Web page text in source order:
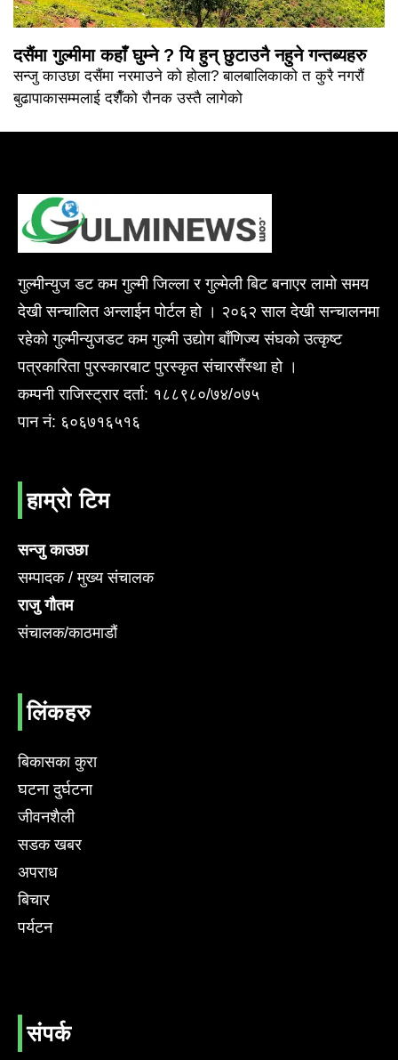
दसैंमा गुल्मीमा कहाँ घुम्ने ? यि हुन् छुटाउनै नहुने गन्तब्यहरु
सन्जु काउछा दसैंमा नरमाउने को होला? बालबालिकाको त कुरै नगरौं
बुढापाकासम्मलाई दशैँको रौनक उस्तै लागेको
गुल्मीन्युज डट कम गुल्मी जिल्ला र गुल्मेली बिट बनाएर लामो समय
देखी सन्चालित अन्लाईन पोर्टल हो । २०६२ साल देखी सन्चालनमा
रहेको गुल्मीन्युजडट कम गुल्मी उद्योग बाँणिज्य संघको उत्कृष्ट
पत्रकारिता पुरस्कारबाट पुरस्कृत संचारसँस्था हो ।
कम्पनी राजिस्ट्रार दर्ता: १८८९८०/७४/०७५
पान नं: ६०६७१६५१६
हाम्रो टिम
सन्जु काउछा
सम्पादक / मुख्य संचालक
राजु गौतम
संचालक/काठमाडौं
लिंकहरु
बिकासका कुरा
घटना दुर्घटना
जीवनशैली
सडक खबर
अपराध
बिचार
पर्यटन
संपर्क